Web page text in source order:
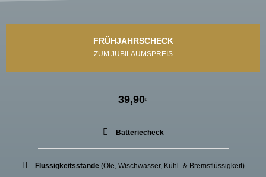
FRÜHJAHRSCHECK
ZUM JUBILÄUMSPREIS
39,90€
Batteriecheck
Flüssigkeitsstände (Öle, Wischwasser, Kühl- & Bremsflüssigkeit)